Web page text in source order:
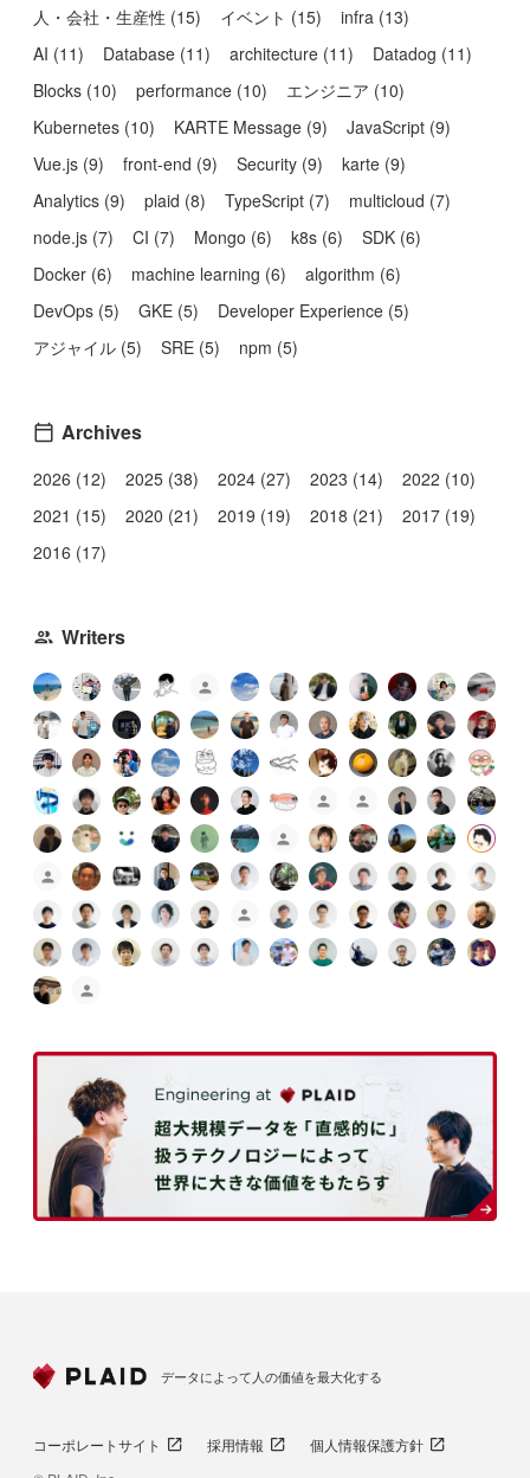
人・会社・生産性 (15) イベント (15) infra (13)
AI (11) Database (11) architecture (11) Datadog (11)
Blocks (10) performance (10) エンジニア (10)
Kubernetes (10) KARTE Message (9) JavaScript (9)
Vue.js (9) front-end (9) Security (9) karte (9)
Analytics (9) plaid (8) TypeScript (7) multicloud (7)
node.js (7) CI (7) Mongo (6) k8s (6) SDK (6)
Docker (6) machine learning (6) algorithm (6)
DevOps (5) GKE (5) Developer Experience (5)
アジャイル (5) SRE (5) npm (5)
Archives
2026 (12) 2025 (38) 2024 (27) 2023 (14)
2022 (10)
2021 (15)
2020 (21) 2019 (19) 2018 (21)
2017 (19)
2016 (17)
Writers
データによって人の価値を最大化する
コーポレートサイト 採用情報
個人情報保護方針